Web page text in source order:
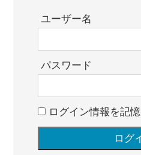
ユーザー名
パスワード
ログイン情報を記憶